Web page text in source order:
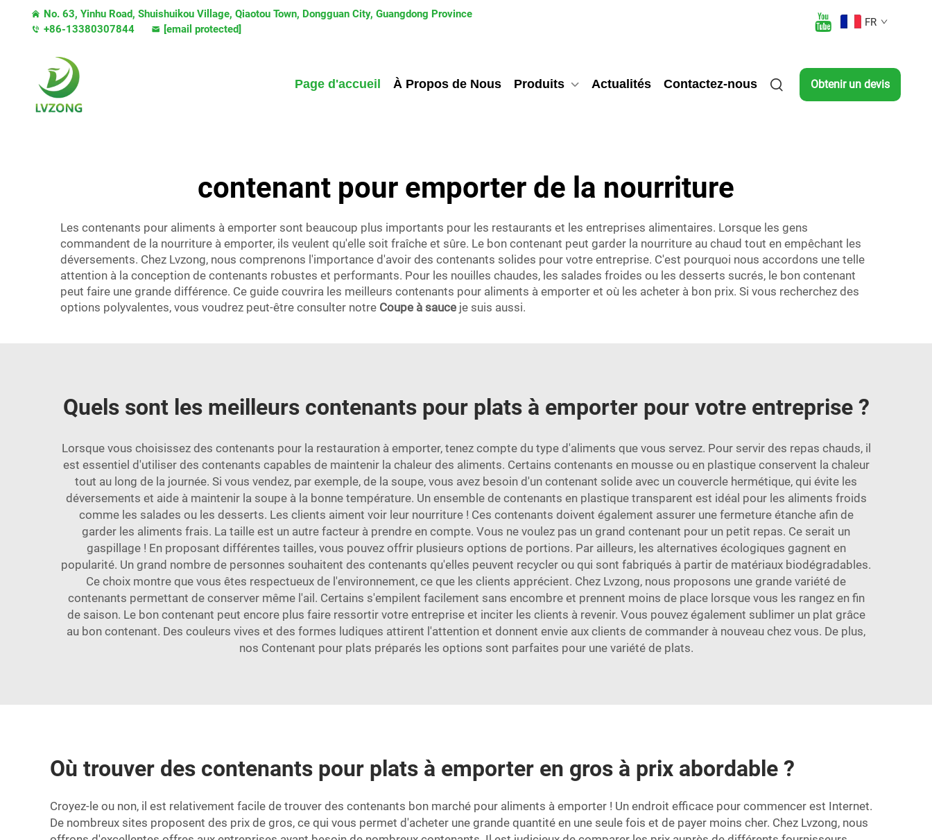
No. 63, Yinhu Road, Shuishuikou Village, Qiaotou Town, Dongguan City, Guangdong Province
+86-13380307844
[email protected]
FR
Page d'accueil À Propos de Nous Produits Actualités Contactez-nous Obtenir un devis
contenant pour emporter de la nourriture
Les contenants pour aliments à emporter sont beaucoup plus importants pour les restaurants et les entreprises alimentaires. Lorsque les gens
commandent de la nourriture à emporter, ils veulent qu'elle soit fraîche et sûre. Le bon contenant peut garder la nourriture au chaud tout en empêchant les
déversements. Chez Lvzong, nous comprenons l'importance d'avoir des contenants solides pour votre entreprise. C'est pourquoi nous accordons une telle
attention à la conception de contenants robustes et performants. Pour les nouilles chaudes, les salades froides ou les desserts sucrés, le bon contenant
peut faire une grande différence. Ce guide couvrira les meilleurs contenants pour aliments à emporter et où les acheter à bon prix. Si vous recherchez des
options polyvalentes, vous voudrez peut-être consulter notre Coupe à sauce je suis aussi.
Quels sont les meilleurs contenants pour plats à emporter pour votre entreprise ?
Lorsque vous choisissez des contenants pour la restauration à emporter, tenez compte du type d'aliments que vous servez. Pour servir des repas chauds, il
est essentiel d'utiliser des contenants capables de maintenir la chaleur des aliments. Certains contenants en mousse ou en plastique conservent la chaleur
tout au long de la journée. Si vous vendez, par exemple, de la soupe, vous avez besoin d'un contenant solide avec un couvercle hermétique, qui évite les
déversements et aide à maintenir la soupe à la bonne température. Un ensemble de contenants en plastique transparent est idéal pour les aliments froids
comme les salades ou les desserts. Les clients aiment voir leur nourriture ! Ces contenants doivent également assurer une fermeture étanche afin de
garder les aliments frais. La taille est un autre facteur à prendre en compte. Vous ne voulez pas un grand contenant pour un petit repas. Ce serait un
gaspillage ! En proposant différentes tailles, vous pouvez offrir plusieurs options de portions. Par ailleurs, les alternatives écologiques gagnent en
popularité. Un grand nombre de personnes souhaitent des contenants qu'elles peuvent recycler ou qui sont fabriqués à partir de matériaux biodégradables.
Ce choix montre que vous êtes respectueux de l'environnement, ce que les clients apprécient. Chez Lvzong, nous proposons une grande variété de
contenants permettant de conserver même l'ail. Certains s'empilent facilement sans encombre et prennent moins de place lorsque vous les rangez en fin
de saison. Le bon contenant peut encore plus faire ressortir votre entreprise et inciter les clients à revenir. Vous pouvez également sublimer un plat grâce
au bon contenant. Des couleurs vives et des formes ludiques attirent l'attention et donnent envie aux clients de commander à nouveau chez vous. De plus,
nos Contenant pour plats préparés les options sont parfaites pour une variété de plats.
Où trouver des contenants pour plats à emporter en gros à prix abordable ?
Croyez-le ou non, il est relativement facile de trouver des contenants bon marché pour aliments à emporter ! Un endroit efficace pour commencer est Internet.
De nombreux sites proposent des prix de gros, ce qui vous permet d'acheter une grande quantité en une seule fois et de payer moins cher. Chez Lvzong, nous